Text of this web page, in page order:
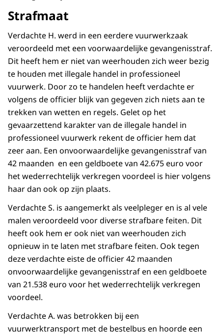
Strafmaat
Verdachte H. werd in een eerdere vuurwerkzaak
veroordeeld met een voorwaardelijke gevangenisstraf.
Dit heeft hem er niet van weerhouden zich weer bezig
te houden met illegale handel in professioneel
vuurwerk. Door zo te handelen heeft verdachte er
volgens de officier blijk van gegeven zich niets aan te
trekken van wetten en regels. Gelet op het
gevaarzettend karakter van de illegale handel in
professioneel vuurwerk rekent de officier hem dat
zeer aan. Een onvoorwaardelijke gevangenisstraf van
42 maanden en een geldboete van 42.675 euro voor
het wederrechtelijk verkregen voordeel is hier volgens
haar dan ook op zijn plaats.
Verdachte S. is aangemerkt als veelpleger en is al vele
malen veroordeeld voor diverse strafbare feiten. Dit
heeft ook hem er ook niet van weerhouden zich
opnieuw in te laten met strafbare feiten. Ook tegen
deze verdachte eiste de officier 42 maanden
onvoorwaardelijke gevangenisstraf en een geldboete
van 21.538 euro voor het wederrechtelijk verkregen
voordeel.
Verdachte A. was betrokken bij een
vuurwerktransport met de bestelbus en hoorde een